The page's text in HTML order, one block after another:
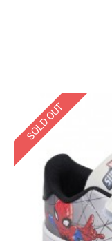
SOLD OUT